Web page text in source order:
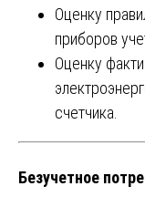
Оценку
приборов
Оценку
счетчика.
Безучетное